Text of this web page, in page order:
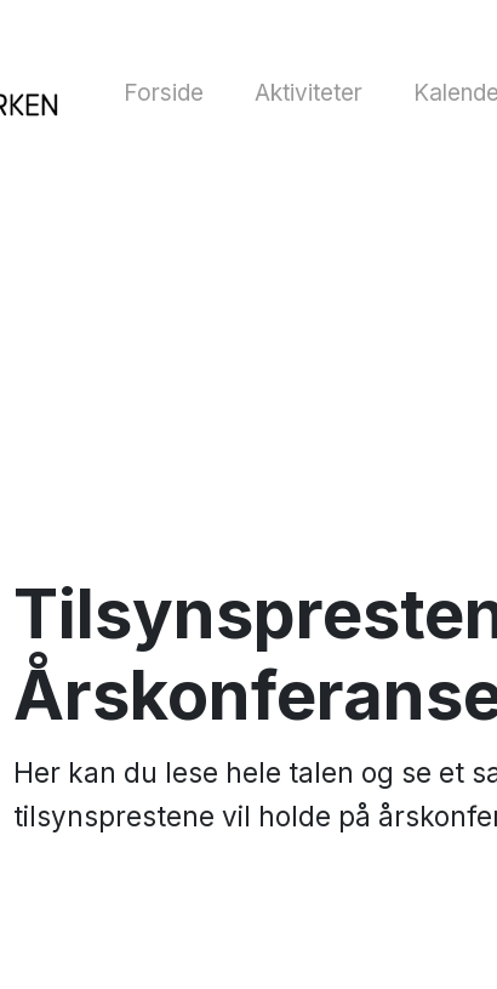
Forside Aktiviteter
Her kan du lese hele talen og se et
tilsynsprestene vil holde på